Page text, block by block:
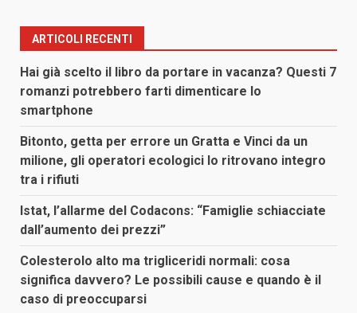
ARTICOLI RECENTI
Hai già scelto il libro da portare in vacanza? Questi 7
romanzi potrebbero farti dimenticare lo
smartphone
Bitonto, getta per errore un Gratta e Vinci da un
milione, gli operatori ecologici lo ritrovano integro
tra i rifiuti
Istat, l’allarme del Codacons: “Famiglie schiacciate
dall’aumento dei prezzi”
Colesterolo alto ma trigliceridi normali: cosa
significa davvero? Le possibili cause e quando è il
caso di preoccuparsi